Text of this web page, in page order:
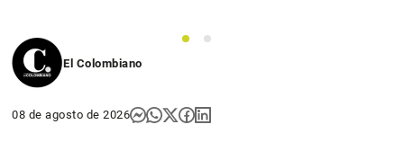
1
2
El Colombiano
08 de agosto de 2026